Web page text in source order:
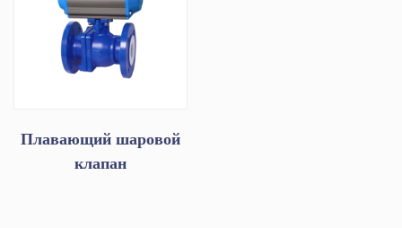
Плавающий шаровой
клапан